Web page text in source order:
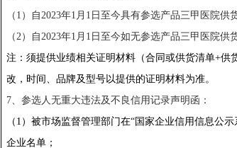
（1）
自2023年1月1日至今具有参选产品三甲医院供
（2）
自2023年1月1日至今如无参选产品三甲医院供
注：须提供业绩相关证明材料（合同或供货清单+
改，时间、品牌及型号以提供的证明材料为准。
7、参选人无重大违法及不良信用记录声明函：
（1）被市场监督管理部门在“国家企业信用信息公
企业名单；